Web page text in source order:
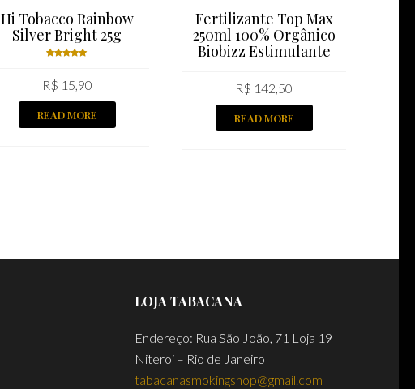
Hi Tobacco Rainbow
Silver Bright 25g
5.00out
of 5
R$ 15,90
READ MORE
Fertilizante Top Max
250ml 100% Orgânico
Biobizz Estimulante
R$ 142,50
READ MORE
LOJA TABACANA
Endereço: Rua São João, 71 Loja 19
Niteroi – Rio de Janeiro
tabacanasmokingshop@gmail.com